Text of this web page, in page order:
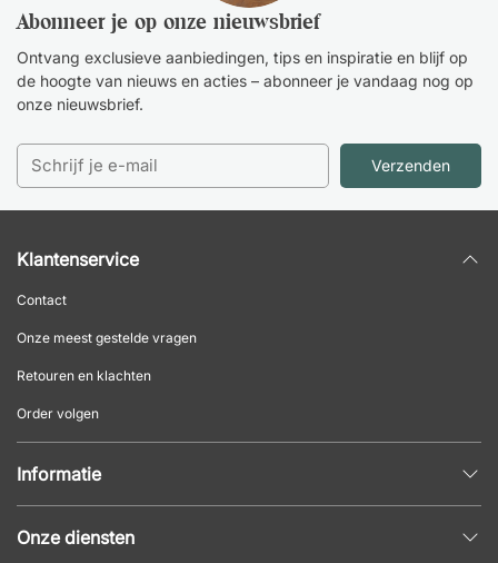
Abonneer je op onze nieuwsbrief
Ontvang exclusieve aanbiedingen, tips en inspiratie en blijf op
de hoogte van nieuws en acties – abonneer je vandaag nog op
onze nieuwsbrief.
Verzenden
Klantenservice
Contact
Onze meest gestelde vragen
Retouren en klachten
Order volgen
Informatie
Onze diensten